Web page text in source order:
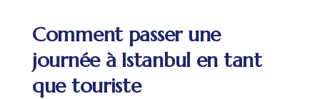
Comment passer une
journée à Istanbul en tant
que touriste